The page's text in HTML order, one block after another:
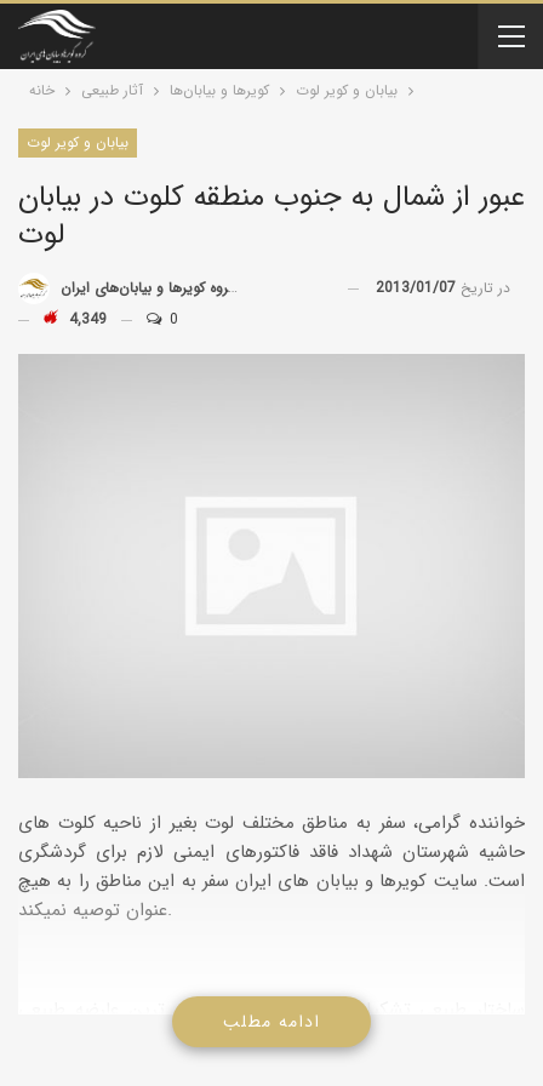
خانه آثار طبیعی کویرها و بیابان‌ها بیابان و کویر لوت
بیابان و کویر لوت
عبور از شمال به جنوب منطقه کلوت در بیابان
لوت
توسط گروه کویرها و بیابان‌های ایران در تاریخ 2013/01/07
4,349
0
خواننده گرامی، سفر به مناطق مختلف لوت بغیر از ناحیه کلوت های
حاشیه شهرستان شهداد فاقد فاکتورهای ایمنی لازم برای گردشگری
است. سایت کویرها و بیابان های ایران سفر به این مناطق را به هیچ
عنوان توصیه نمیکند.
ساختار طبیعی تشکیلات بیابان لوت، انحصاری ترین عارضه طبیعی
بوم سازگان های بسیار گرم وخشک در فلات ایران است وهمین ویژگی
ادامه مطلب